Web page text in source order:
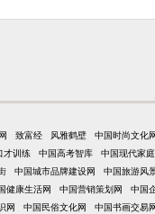
致富经 风雅鹤壁 中国时尚文化
才训练 中国高考智库 中国现代家
中国城市品牌建设网 中国旅游风
健康生活网 中国营销策划网 中国
网 中国民俗文化网 中国书画交易